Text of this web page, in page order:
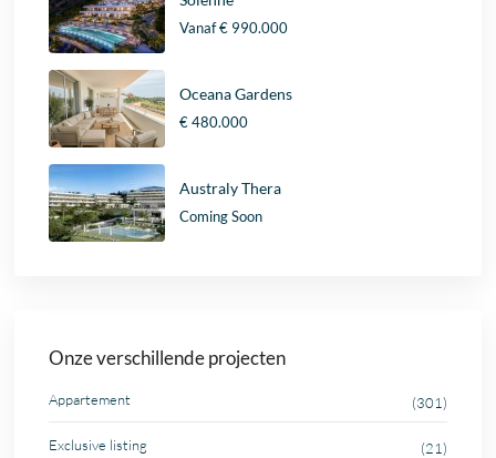
Vanaf€ 990.000
Oceana Gardens
€ 480.000
Australy Thera
Coming Soon
Onze verschillende projecten
Appartement (301)
Exclusive listing (21)